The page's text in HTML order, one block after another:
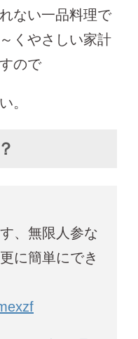
ない一品料理で
くやさしい家計
ので
。
、無限人参な
に簡単にでき